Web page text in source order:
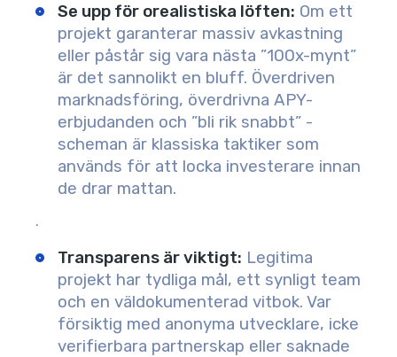
Se upp för orealistiska löften: Om ett
projekt garanterar massiv avkastning
eller påstår sig vara nästa ”100x-mynt”
är det sannolikt en bluff. Överdriven
marknadsföring, överdrivna APY-
erbjudanden och ”bli rik snabbt” -
scheman är klassiska taktiker som
används för att locka investerare innan
de drar mattan.
.
Transparens är viktigt: Legitima
projekt har tydliga mål, ett synligt team
och en väldokumenterad vitbok. Var
försiktig med anonyma utvecklare, icke
verifierbara partnerskap eller saknade